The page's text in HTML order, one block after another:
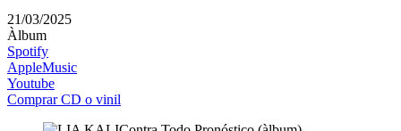
21/03/2025
Àlbum
Spotify
AppleMusic
Youtube
Comprar CD o vinil